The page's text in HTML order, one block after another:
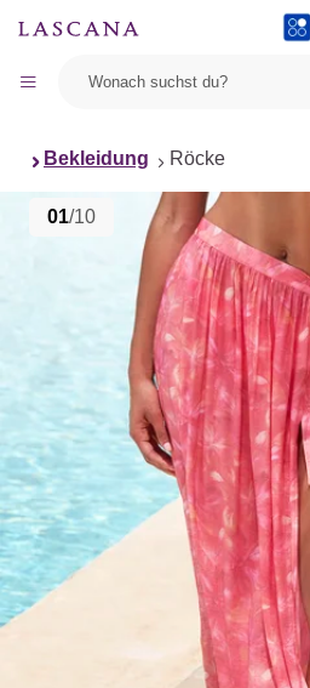
Bekleidung Röcke
01/10